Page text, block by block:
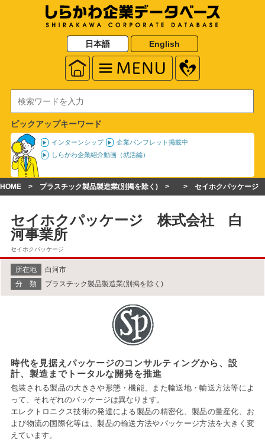
日本語 English
ピックアップキーワード
インターンシップ
企業パンフレット掲載中
しらかわ企業紹介動画（就活編）
HOME プラスチック製品製造業(別掲を除く) セイホクパッケー
セイホクパッケージ 株式会社 白
河事業所
セイホクパッケージ
所在地
白河市
分 類
プラスチック製品製造業(別掲を除く)
時代を見据えパッケージのコンサルティングから、設
計、製造までトータルな開発を推進
包装される製品の大きさや形態・機能、また輸送地・輸送方法等によ
って、それぞれのパッケージは異なります。
エレクトロニクス技術の発達による製品の精密化、製品の量産化、お
よび物流の国際化等は、製品の輸送方法やパッケージ方法を大きく変
えています。